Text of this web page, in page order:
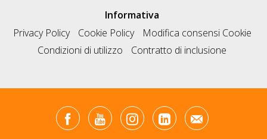
Informativa
Privacy Policy
Cookie Policy
Modifica consensi Cookie
Condizioni di utilizzo
Contratto di inclusione